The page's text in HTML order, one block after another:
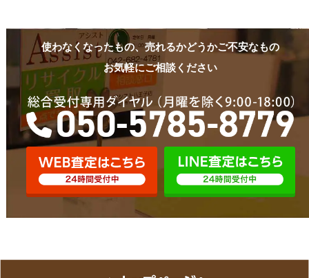
使わなくなったもの、売れるかどうかご不安なもの
お気軽にご相談ください